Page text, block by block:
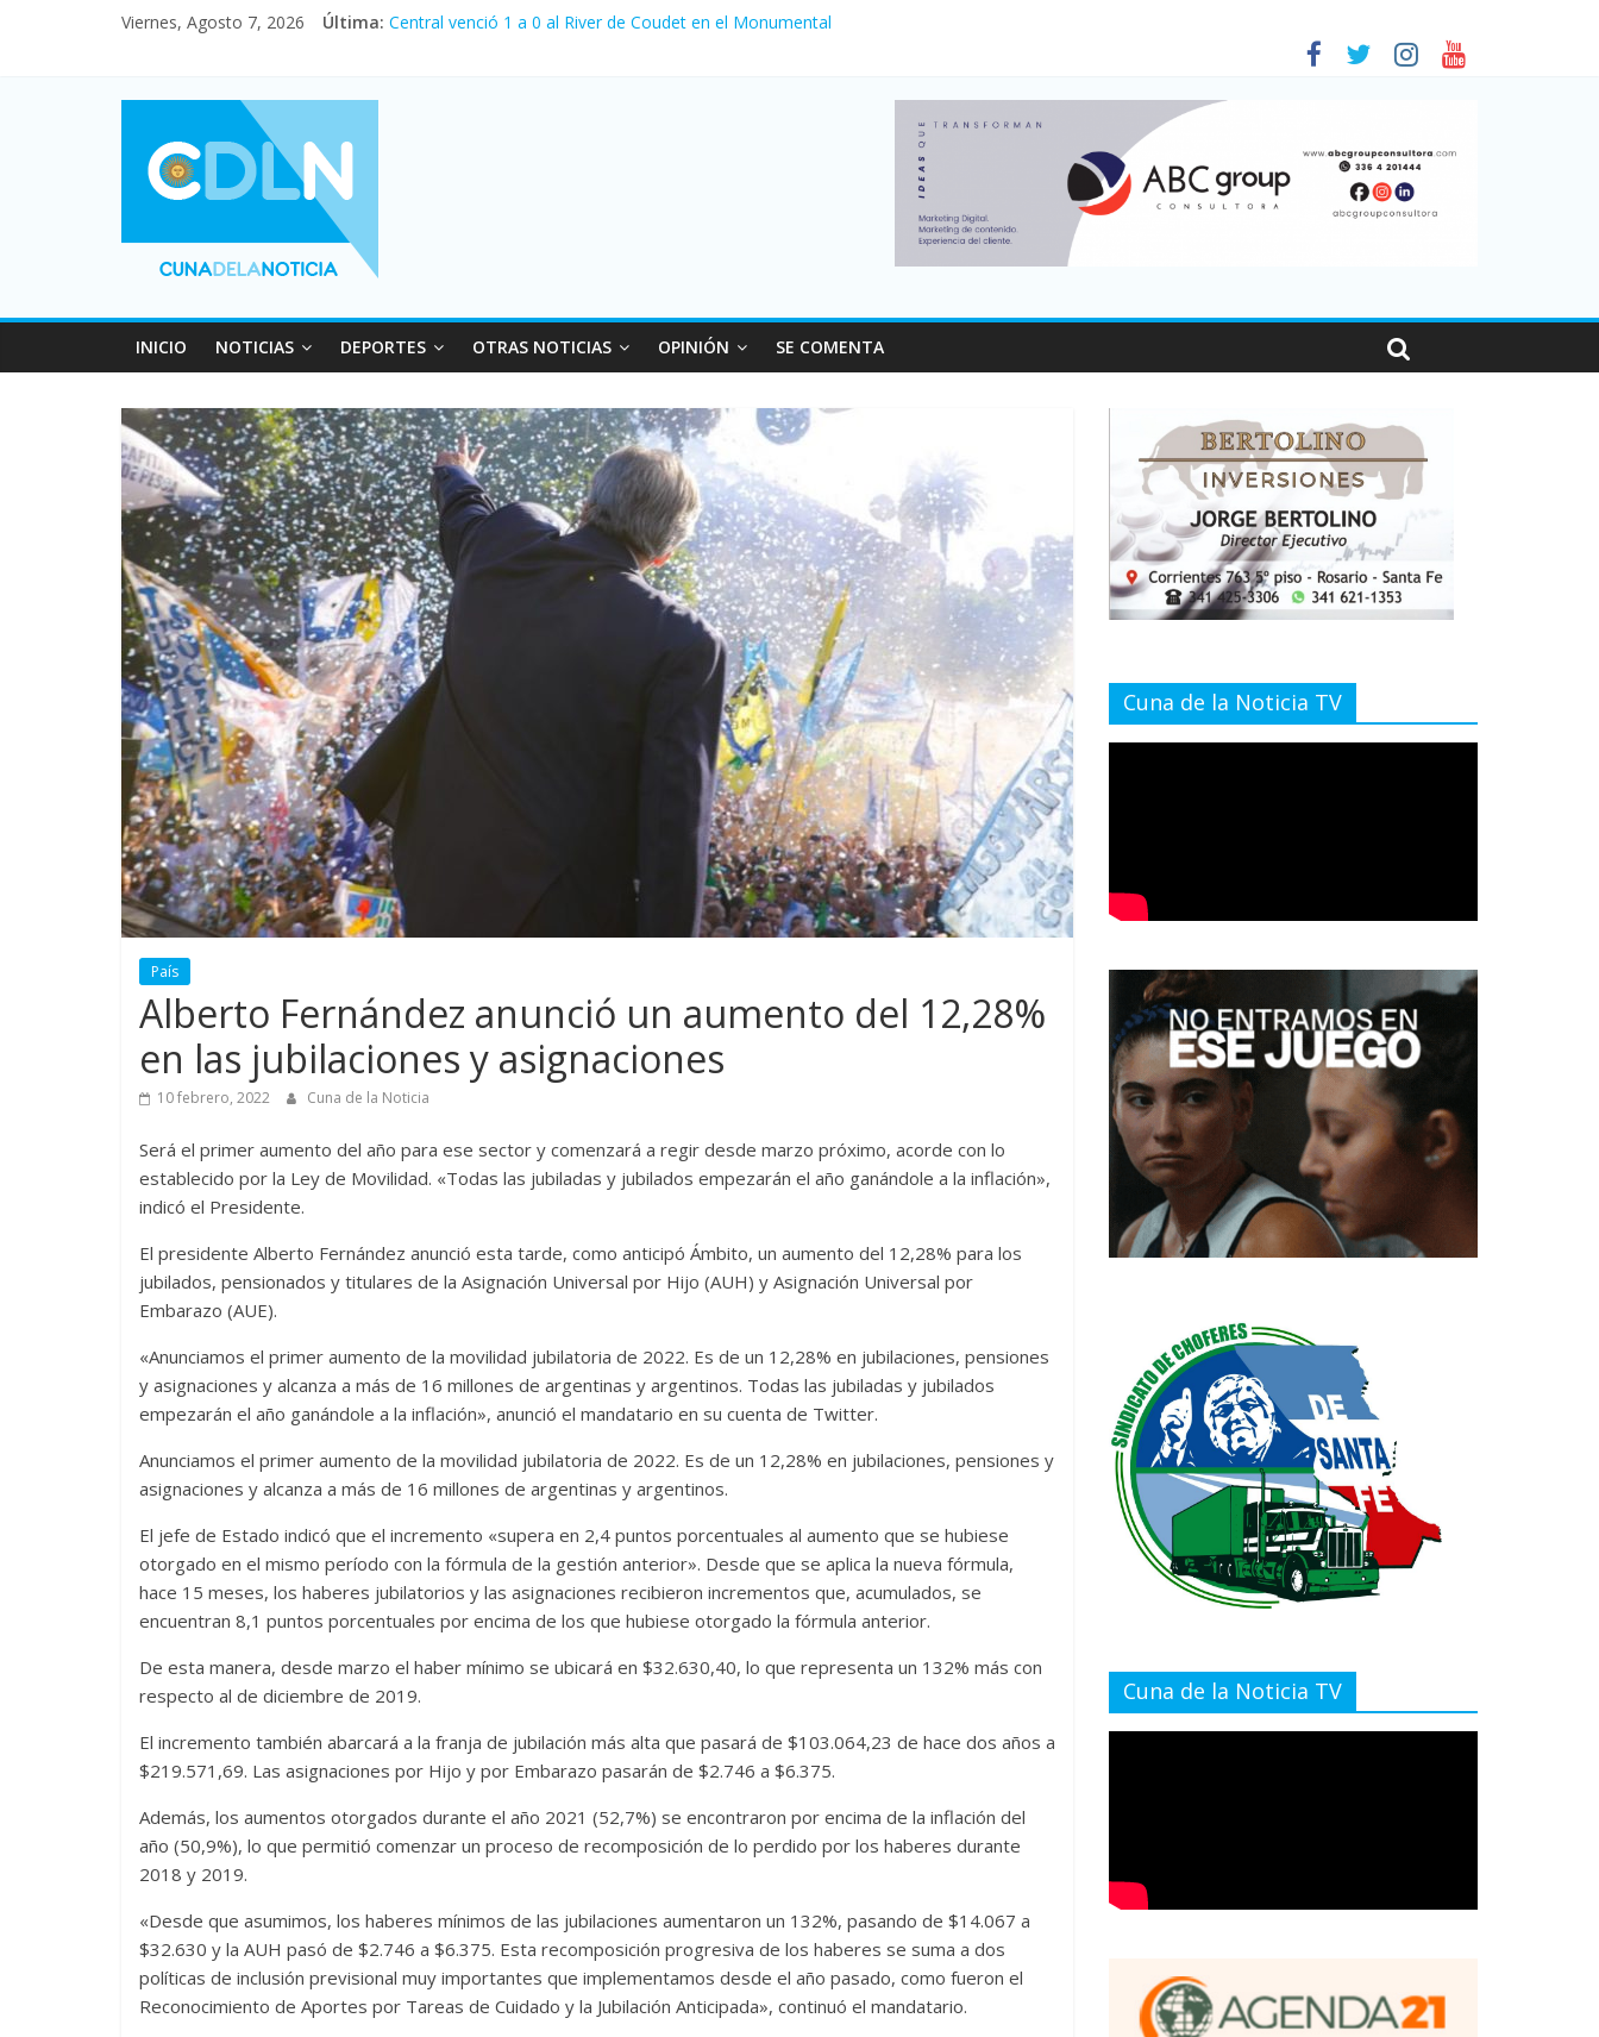
Viernes, Agosto 7, 2026 Última: Central venció 1 a 0 al River de Coudet en el Monumental
Vacaciones de invierno con más movimiento y consumo turístico: 4,6 millones de personas viajaron por el país, un 5,9% más que en 2025
INICIO NOTICIAS DEPORTES OTRAS NOTICIAS OPINIÓN SE COMENTA
País
Alberto Fernández anunció un aumento del 12,28%
en las jubilaciones y asignaciones
10 febrero, 2022 Cuna de la Noticia
Será el primer aumento del año para ese sector y comenzará a regir desde marzo próximo, acorde con lo
establecido por la Ley de Movilidad. «Todas las jubiladas y jubilados empezarán el año ganándole a la inflación»,
indicó el Presidente.
El presidente Alberto Fernández anunció esta tarde, como anticipó Ámbito, un aumento del 12,28% para los
jubilados, pensionados y titulares de la Asignación Universal por Hijo (AUH) y Asignación Universal por
Embarazo (AUE).
«Anunciamos el primer aumento de la movilidad jubilatoria de 2022. Es de un 12,28% en jubilaciones, pensiones
y asignaciones y alcanza a más de 16 millones de argentinas y argentinos. Todas las jubiladas y jubilados
empezarán el año ganándole a la inflación», anunció el mandatario en su cuenta de Twitter.
Anunciamos el primer aumento de la movilidad jubilatoria de 2022. Es de un 12,28% en jubilaciones, pensiones y
asignaciones y alcanza a más de 16 millones de argentinas y argentinos.
El jefe de Estado indicó que el incremento «supera en 2,4 puntos porcentuales al aumento que se hubiese
otorgado en el mismo período con la fórmula de la gestión anterior». Desde que se aplica la nueva fórmula,
hace 15 meses, los haberes jubilatorios y las asignaciones recibieron incrementos que, acumulados, se
encuentran 8,1 puntos porcentuales por encima de los que hubiese otorgado la fórmula anterior.
De esta manera, desde marzo el haber mínimo se ubicará en $32.630,40, lo que representa un 132% más con
respecto al de diciembre de 2019.
El incremento también abarcará a la franja de jubilación más alta que pasará de $103.064,23 de hace dos años a
$219.571,69. Las asignaciones por Hijo y por Embarazo pasarán de $2.746 a $6.375.
Además, los aumentos otorgados durante el año 2021 (52,7%) se encontraron por encima de la inflación del
año (50,9%), lo que permitió comenzar un proceso de recomposición de lo perdido por los haberes durante
2018 y 2019.
«Desde que asumimos, los haberes mínimos de las jubilaciones aumentaron un 132%, pasando de $14.067 a
$32.630 y la AUH pasó de $2.746 a $6.375. Esta recomposición progresiva de los haberes se suma a dos
políticas de inclusión previsional muy importantes que implementamos desde el año pasado, como fueron el
Reconocimiento de Aportes por Tareas de Cuidado y la Jubilación Anticipada», continuó el mandatario.
Cuna de la Noticia TV
Cuna de la Noticia TV